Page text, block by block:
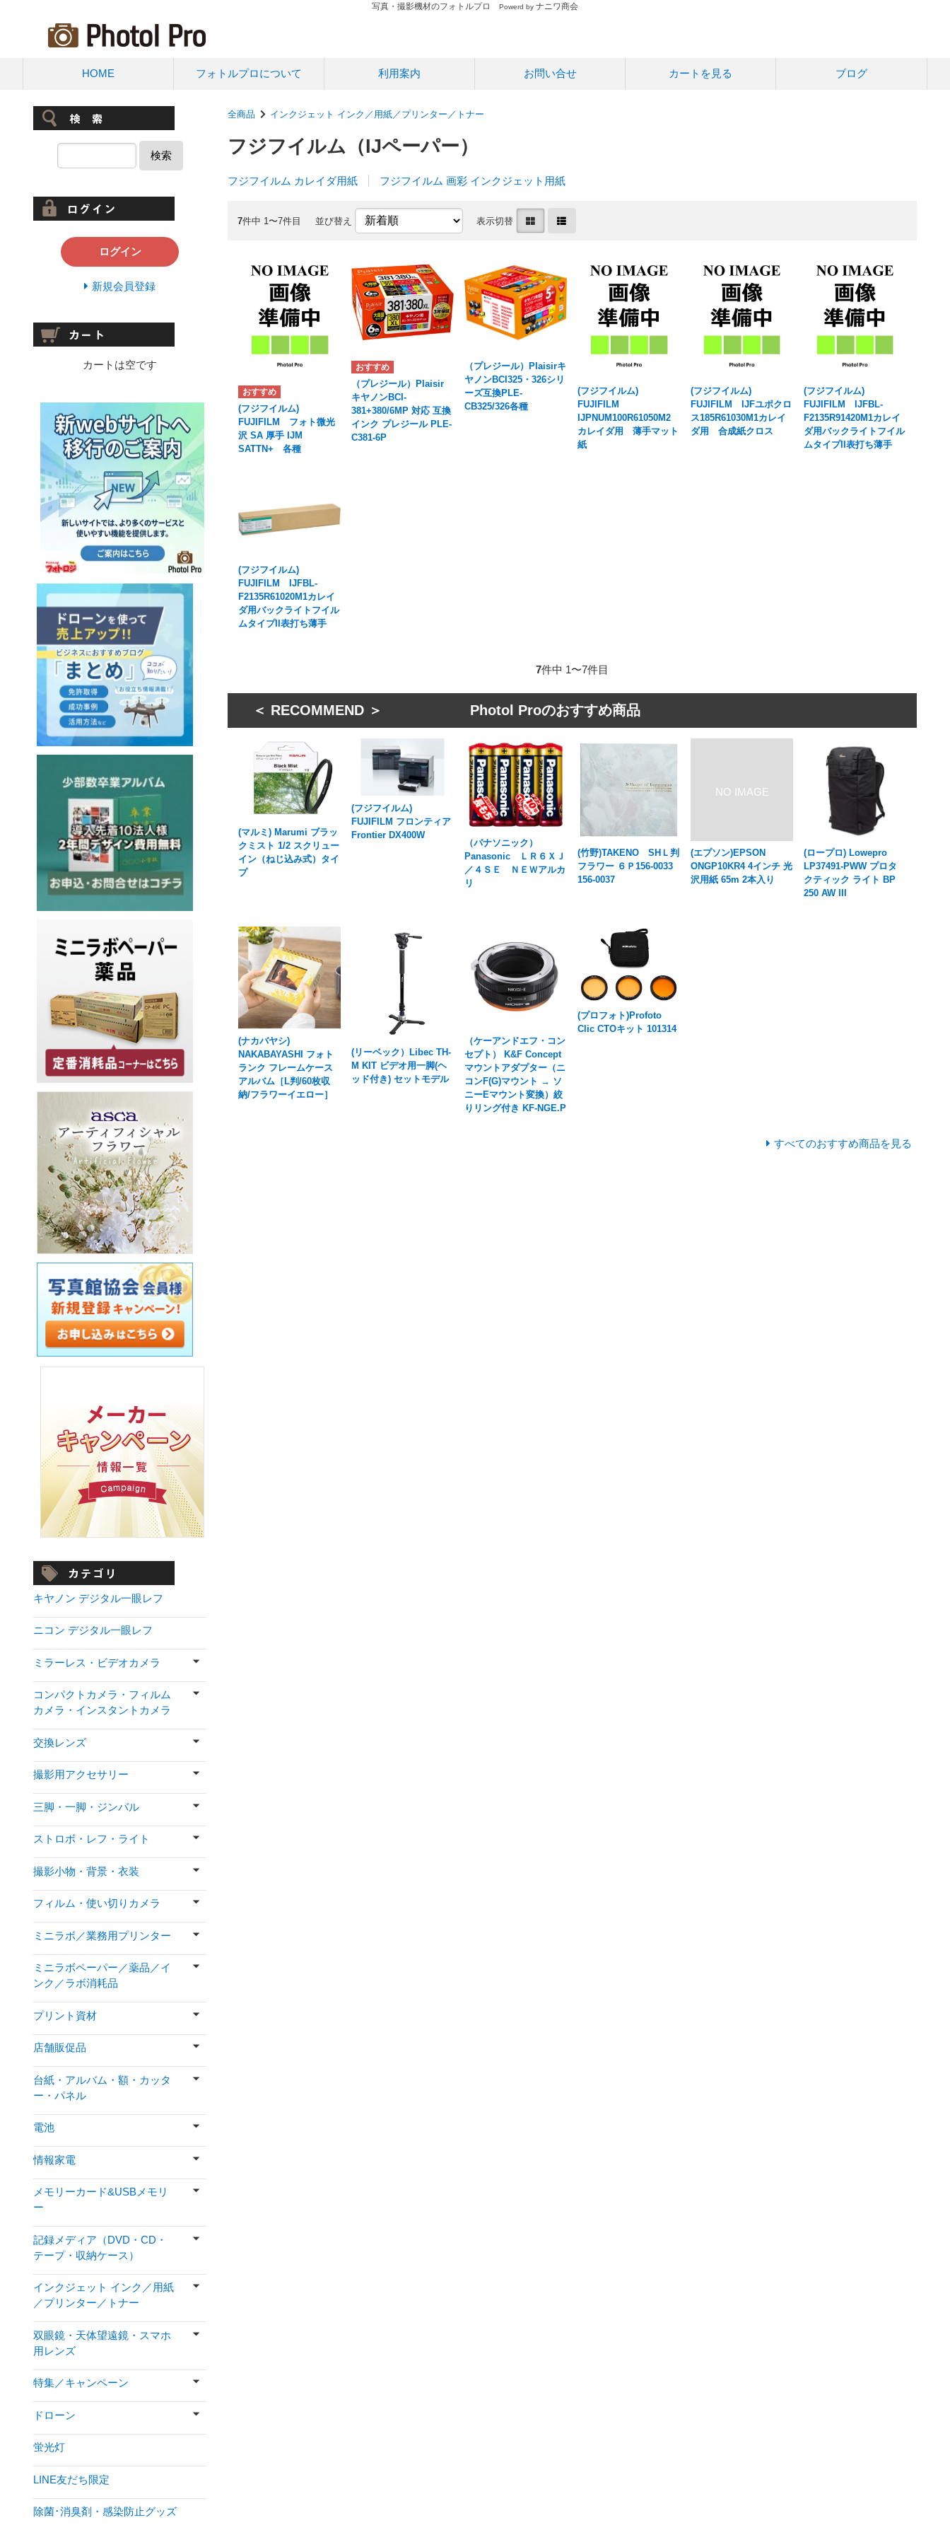
写真・撮影機材のフォトルプロ Powerd by ナニワ商会
HOME フォトルプロについて 利用案内 お問い合せ カートを見る ブログ
全商品 インクジェット インク／用紙／プリンター／トナー
フジフイルム（IJペーパー）
フジフイルム カレイダ用紙 フジフイルム 画彩 インクジェット用紙
7件中 1〜7件目 並び替え 表示切替
(フジフイルム)
FUJIFILM フォト微光
沢 SA 厚手 IJM
SATTN+ 各種
（プレジール）Plaisir
キヤノンBCI-
381+380/6MP 対応 互換
インク プレジール PLE-
C381-6P
（プレジール）Plaisirキ
ヤノンBCI325・326シリ
ーズ互換PLE-
CB325/326各種
(フジフイルム)
FUJIFILM
IJPNUM100R61050M2
カレイダ用 薄手マット
紙
(フジフイルム)
FUJIFILM IJFユポクロ
ス185R61030M1カレイ
ダ用 合成紙クロス
(フジフイルム)
FUJIFILM IJFBL-
F2135R91420M1カレイ
ダ用バックライトフイル
ムタイプII表打ち薄手
(フジフイルム)
FUJIFILM IJFBL-
F2135R61020M1カレイ
ダ用バックライトフイル
ムタイプII表打ち薄手
7件中 1〜7件目
＜ RECOMMEND ＞ Photol Proのおすすめ商品
(マルミ) Marumi ブラッ
クミスト 1/2 スクリュー
イン（ねじ込み式）タイ
プ
(フジフイルム)
FUJIFILM フロンティア
Frontier DX400W
（パナソニック）
Panasonic ＬＲ６ＸＪ
／４ＳＥ ＮＥＷアルカ
リ
(竹野)TAKENO SHＬ判
フラワー ６Ｐ156-0033
156-0037
(エプソン)EPSON
ONGP10KR4 4インチ 光
沢用紙 65m 2本入り
(ロープロ) Lowepro
LP37491-PWW プロタ
クティック ライト BP
250 AW III
(ナカバヤシ)
NAKABAYASHI フォト
ランク フレームケース
アルバム［L判/60枚収
納/フラワーイエロー］
(リーベック）Libec TH-
M KIT ビデオ用一脚(ヘ
ッド付き) セットモデル
（ケーアンドエフ・コン
セプト） K&F Concept
マウントアダプター（ニ
コンF(G)マウント → ソ
ニーEマウント変換）絞
りリング付き KF-NGE.P
(プロフォト)Profoto
Clic CTOキット 101314
すべてのおすすめ商品を見る
検索
ログイン
新規会員登録
カートは空です
キヤノン デジタル一眼レフ
ニコン デジタル一眼レフ
ミラーレス・ビデオカメラ
コンパクトカメラ・フィルム
カメラ・インスタントカメラ
交換レンズ
撮影用アクセサリー
三脚・一脚・ジンバル
ストロボ・レフ・ライト
撮影小物・背景・衣装
フィルム・使い切りカメラ
ミニラボ／業務用プリンター
ミニラボペーパー／薬品／イ
ンク／ラボ消耗品
プリント資材
店舗販促品
台紙・アルバム・額・カッタ
ー・パネル
電池
情報家電
メモリーカード&USBメモリ
ー
記録メディア（DVD・CD・
テープ・収納ケース）
インクジェット インク／用紙
／プリンター／トナー
双眼鏡・天体望遠鏡・スマホ
用レンズ
特集／キャンペーン
ドローン
蛍光灯
LINE友だち限定
除菌･消臭剤・感染防止グッズ